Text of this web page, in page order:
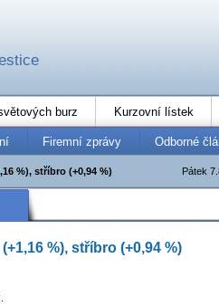
burz Kurzovní lístek
Firemní zprávy Odborné
Pátek
%), stříbro (+0,94 %)
%), stříbro (+0,94 %)